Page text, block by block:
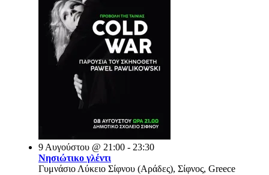
9 Αυγούστου @ 21:00 - 23:30
Νησιώτικο γλέντι
Γυμνάσιο Λύκειο Σίφνου (Αράδες), Σίφνος, Greece